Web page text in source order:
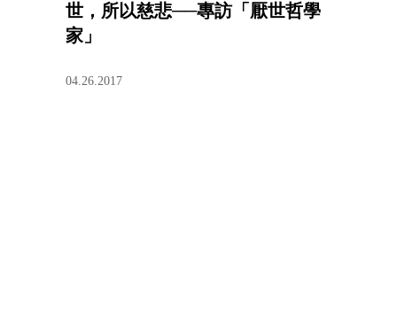
世，所以慈悲──專訪「厭世哲學
家」
04.26.2017